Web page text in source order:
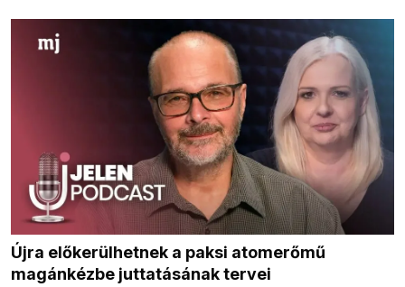
Újra előkerülhetnek a paksi atomerőmű
magánkézbe juttatásának tervei